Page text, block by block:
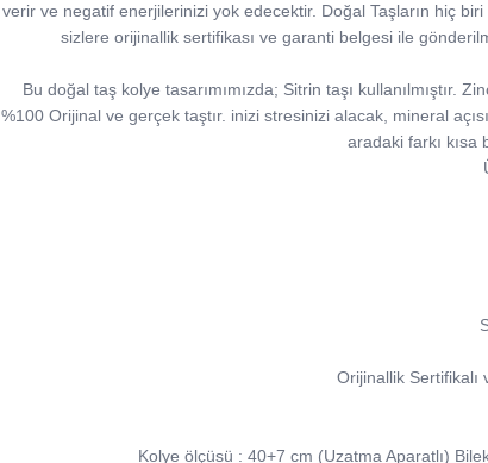
verir ve negatif enerjilerinizi yok edecektir. Doğal Taşların hiç
sizlere orijinallik sertifikası ve garanti belgesi ile
Bu doğal taş kolye tasarımımızda; Sitrin taşı kullanılmıştır.
%100 Orijinal ve gerçek taştır. inizi stresinizi alacak, mineral
aradaki farkı
Orijinallik Sertifikalı
Kolye ölçüsü : 40+7 cm (Uzatma Aparatlı)